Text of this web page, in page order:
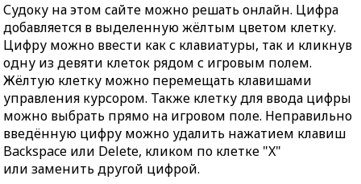
Судоку на этом сайте можно решать онлайн. Цифра
добавляется в выделенную жёлтым цветом клетку.
Цифру можно ввести как с клавиатуры, так и кликнув
одну из девяти клеток рядом с игровым полем.
Жёлтую клетку можно перемещать клавишами
управления курсором. Также клетку для ввода цифры
можно выбрать прямо на игровом поле. Неправильно
введённую цифру можно удалить нажатием клавиш
Backspace или Delete, кликом по клетке "X"
или заменить другой цифрой.